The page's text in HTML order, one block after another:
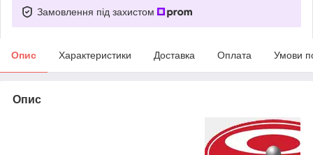
Замовлення під захистом
Опис Характеристики Доставка Оплата Умови
Опис